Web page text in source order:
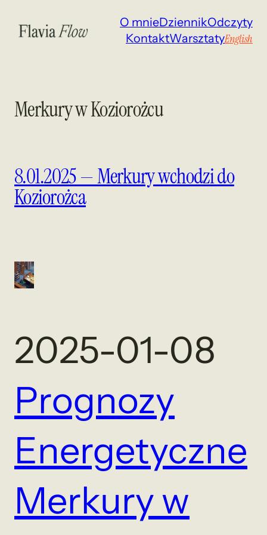
O mnieDziennikOdczyty
KontaktWarsztatyEnglish
Merkury w Koziorożcu
8.01.2025 — Merkury wchodzi do
Koziorożca
2025-01-08
Prognozy
Energetyczne
Merkury w